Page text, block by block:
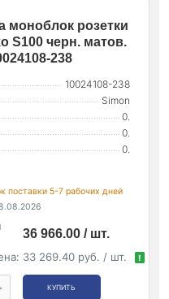
моноблок розетки
S100 черн. матов.
238
10024108-238
Simon
0.
0.
0.
поставки 5-7 рабочих дней
36 966.00 / шт.
33 269.40 руб. / шт. !
КУПИТЬ